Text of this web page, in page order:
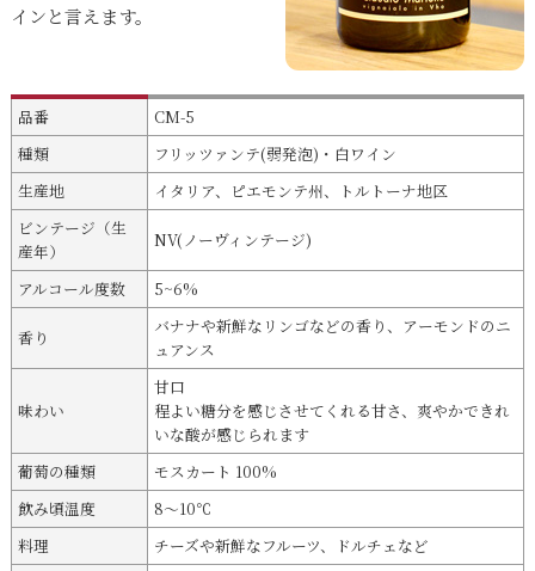
インと言えます。
品番
CM-5
種類
フリッツァンテ(弱発泡)・白ワイン
生産地
イタリア、ピエモンテ州、トルトーナ地区
ビンテージ（生
産年）
NV(ノーヴィンテージ)
アルコール度数 5~6%
香り
バナナや新鮮なリンゴなどの香り、アーモンドのニ
ュアンス
味わい
甘口
程よい糖分を感じさせてくれる甘さ、爽やかできれ
いな酸が感じられます
葡萄の種類
モスカート 100%
飲み頃温度
8〜10℃
料理
チーズや新鮮なフルーツ、ドルチェなど